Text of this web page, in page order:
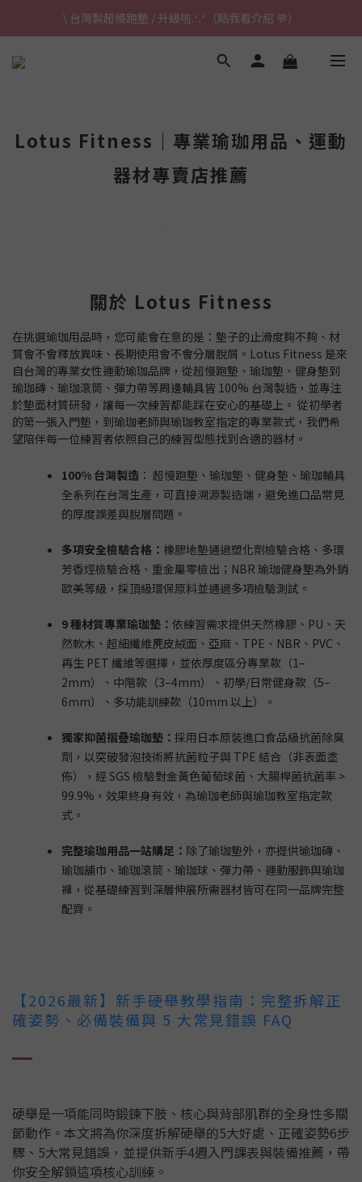
\ 台灣製超慢跑墊 / 升級啦.ᐟ.ᐟ（點我看介紹 💬）
Lotus Fitness｜專業瑜珈用品、運動
器材專賣店推薦
關於 Lotus Fitness
在挑選瑜珈用品時，您可能會在意的是：墊子的止滑度夠不夠、材
質會不會釋放異味、長期使用會不會分層脫屑。Lotus Fitness 是來
自台灣的專業女性運動瑜珈品牌，從超慢跑墊、瑜珈墊、健身墊到
瑜珈磚、瑜珈滾筒、彈力帶等周邊輔具皆 100% 台灣製造，並專注
於墊面材質研發，讓每一次練習都能踩在安心的基礎上。 從初學者
的第一張入門墊，到瑜珈老師與瑜珈教室指定的專業款式，我們希
望陪伴每一位練習者依照自己的練習型態找到合適的器材。
100% 台灣製造 ： 超慢跑墊、瑜珈墊、健身墊、瑜珈輔具
全系列在台灣生產，可直接溯源製造端，避免進口品常見
的厚度誤差與脫層問題。
多項安全檢驗合格： 橡膠地墊通過塑化劑檢驗合格、多環
芳香烴檢驗合格、重金屬零檢出；NBR 瑜珈健身墊為外銷
歐美等級，採頂級環保原料並通過多項檢驗測試。
9 種材質專業瑜珈墊： 依練習需求提供天然橡膠、PU、天
然軟木、超細纖維麂皮絨面、亞麻、TPE、NBR、PVC、
再生 PET 纖維等選擇，並依厚度區分專業款（1–
2mm）、中階款（3–4mm）、初學/日常健身款（5–
6mm）、多功能訓練款（10mm 以上）。
獨家抑菌摺疊瑜珈墊： 採用日本原裝進口食品級抗菌除臭
劑，以突破發泡技術將抗菌粒子與 TPE 結合（非表面塗
佈），經 SGS 檢驗對金黃色葡萄球菌、大腸桿菌抗菌率 >
99.9%，效果終身有效，為瑜珈老師與瑜珈教室指定款
式。
完整瑜珈用品一站購足： 除了瑜珈墊外，亦提供瑜珈磚、
瑜珈舖巾、瑜珈滾筒、瑜珈球、彈力帶、運動服飾與瑜珈
褲，從基礎練習到深層伸展所需器材皆可在同一品牌完整
配齊。
【2026最新】新手硬舉教學指南：完整拆解正
確姿勢、必備裝備與 5 大常見錯誤 FAQ
硬舉是一項能同時鍛鍊下肢、核心與背部肌群的全身性多關
節動作。本文將為你深度拆解硬舉的5大好處、正確姿勢6步
驟、5大常見錯誤，並提供新手4週入門課表與裝備推薦，帶
你安全解鎖這項核心訓練。